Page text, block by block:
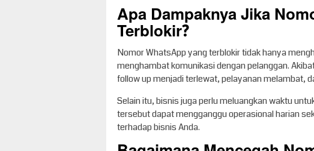
Apa Dampaknya Jika
Terblokir?
Nomor WhatsApp yang terblokir tidak hanya
menghambat komunikasi dengan pelanggan.
follow up menjadi terlewat, pelayanan melambat,
Selain itu, bisnis juga perlu meluangkan waktu
tersebut dapat mengganggu operasional harian
terhadap bisnis Anda.